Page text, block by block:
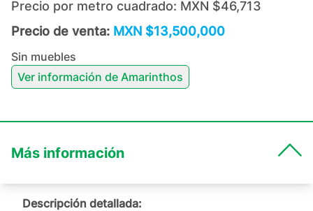
Precio por metro cuadrado: MXN $46,713
Precio de venta: MXN $13,500,000
Sin muebles
Ver información de Amarinthos
Más información
Descripción detallada: